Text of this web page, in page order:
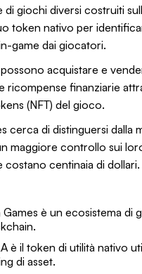
di giochi diversi costruiti
token nativo per
game dai giocatori.
acquistare e
ricompense finanziarie
(NFT) del gioco.
cerca di distinguersi dalla
maggiore controllo sui
costano centinaia di dollari.
Games è un ecosistema di
è il token di utilità nativo
di asset.